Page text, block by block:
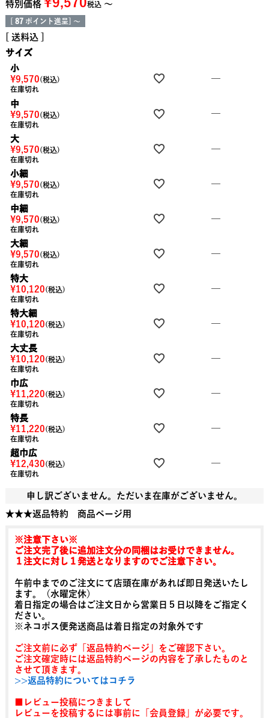
特別価格 税込 〜
87 ポイント進呈] 〜
送料込
サイズ
小
¥9,570 税込
在庫切れ
—
中
¥9,570 税込
在庫切れ
—
大
¥9,570 税込
在庫切れ
—
小細
¥9,570 税込
在庫切れ
—
中細
¥9,570 税込
在庫切れ
—
大細
¥9,570 税込
在庫切れ
—
特大
¥10,120 税込
在庫切れ
—
特大細
¥10,120 税込
在庫切れ
—
大丈長
¥10,120 税込
在庫切れ
—
巾広
¥11,220 税込
在庫切れ
—
特長
¥11,220 税込
在庫切れ
—
超巾広
¥12,430 税込
在庫切れ
—
申し訳ございません。ただいま在庫がございません。
★★★返品特約 商品ページ用
※注意下さい※
ご注文完了後に追加注文分の同梱はお受けできません。
１注文に対し１発送となりますのでご注意下さい。
午前中までのご注文にて店頭在庫があれば即日発送いたし
ます。（水曜定休）
着日指定の場合はご注文日から営業日５日以降をご指定く
ださい。
※ネコポス便発送商品は着日指定の対象外です
ご注文前に必ず「返品特約ページ」をご確認下さい。
ご注文確定時には返品特約ページの内容を了承したものと
させて頂きます。
>>返品特約についてはコチラ
■レビュー投稿につきまして
レビューを投稿するには事前に「会員登録」が必要です。